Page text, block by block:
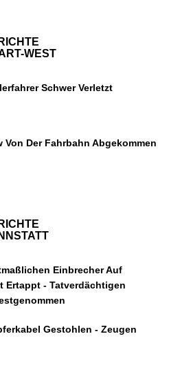
WEST
Schwer Verletzt
Von Der Fahrbahn Abgekommen
Einbrecher Auf
Ertappt - Tatverdächtigen
Gestohlen - Zeugen